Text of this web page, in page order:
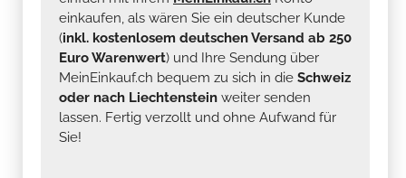
einkaufen, als wären Sie ein deutscher Kunde
(inkl. kostenlosem deutschen Versand ab 250
Euro Warenwert) und Ihre Sendung über
MeinEinkauf.ch bequem zu sich in die Schweiz
oder nach Liechtenstein weiter senden
lassen. Fertig verzollt und ohne Aufwand für
Sie!